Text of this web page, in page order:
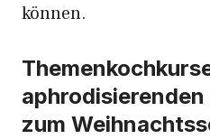
können.
zum